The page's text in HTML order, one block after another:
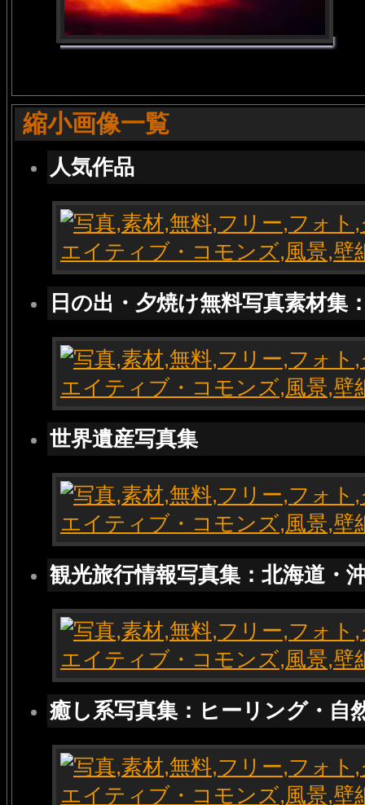
縮小画像一覧
人気作品
日の出・夕焼け無料写真素材集
世界遺産写真集
観光旅行情報写真集：北海道・
癒し系写真集：ヒーリング・自